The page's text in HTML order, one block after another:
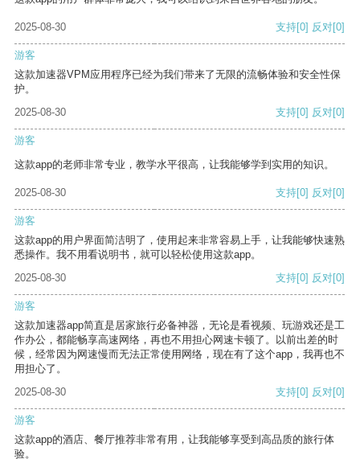
2025-08-30 支持[0] 反对[0]
游客
这款加速器VPM应用程序已经为我们带来了无限的流畅体验和安全性保
护。
2025-08-30
支持[0] 反对[0]
游客
这款app的老师非常专业，教学水平很高，让我能够学到实用的知识。
2025-08-30 支持[0] 反对[0]
游客
这款app的用户界面简洁明了，使用起来非常容易上手，让我能够快速熟
悉操作。我不用看说明书，就可以轻松使用这款app。
2025-08-30
支持[0] 反对[0]
游客
这款加速器app简直是居家旅行必备神器，无论是看视频、玩游戏还是工
作办公，都能畅享高速网络，再也不用担心网速卡顿了。以前出差的时
候，经常因为网速慢而无法正常使用网络，现在有了这个app，我再也不
用担心了。
2025-08-30
支持[0] 反对[0]
游客
这款app的酒店、餐厅推荐非常有用，让我能够享受到高品质的旅行体
验。